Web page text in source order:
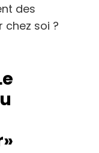
des
soi ?